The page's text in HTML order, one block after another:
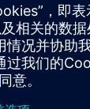
，包括 x/y 坐
本地 WiFi 网